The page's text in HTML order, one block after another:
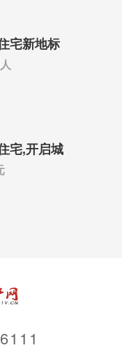
宅新地标
宅,开启城